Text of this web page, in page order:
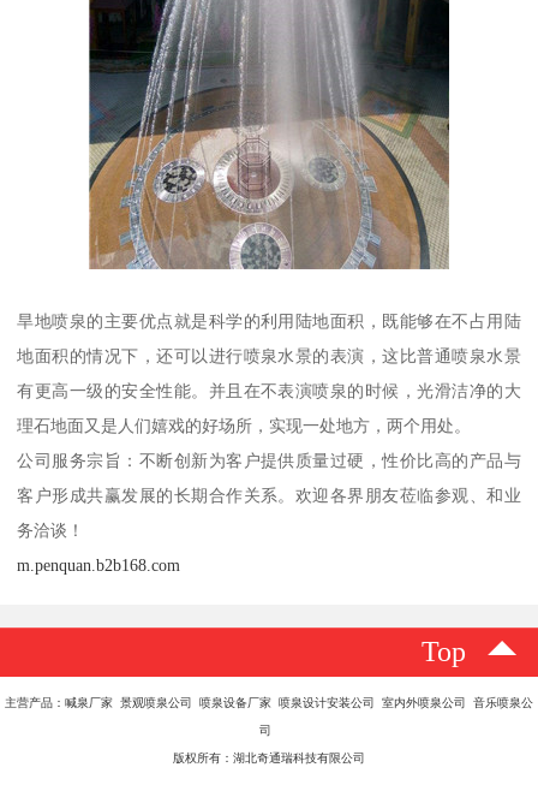
旱地喷泉的主要优点就是科学的利用陆地面积，既能够在不占用陆
地面积的情况下，还可以进行喷泉水景的表演，这比普通喷泉水景
有更高一级的安全性能。并且在不表演喷泉的时候，光滑洁净的大
理石地面又是人们嬉戏的好场所，实现一处地方，两个用处。
公司服务宗旨：不断创新为客户提供质量过硬，性价比高的产品与
客户形成共赢发展的长期合作关系。欢迎各界朋友莅临参观、和业
务洽谈！
m.penquan.b2b168.com
Top
主营产品：喊泉厂家 景观喷泉公司 喷泉设备厂家 喷泉设计安装公司 室内外喷泉公司 音乐喷泉公
司
版权所有：湖北奇通瑞科技有限公司